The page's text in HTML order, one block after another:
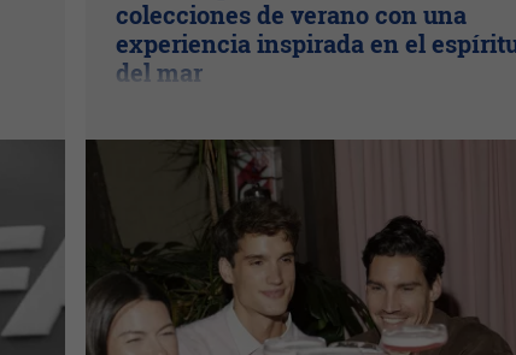
colecciones de verano con una
experiencia inspirada en el
del mar